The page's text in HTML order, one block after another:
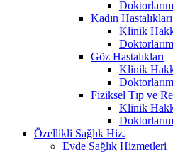
Kadın
Klinik
Göz Hastalıkları
Klinik
Fiziksel Tıp ve
Klinik
Özellikli Sağlık Hiz.
Evde Sağlık Hizmetleri